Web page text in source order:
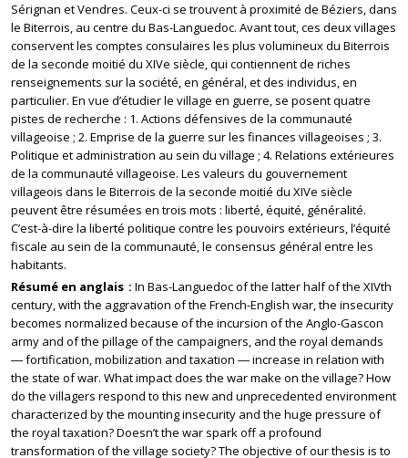
Sérignan et Vendres. Ceux-ci se trouvent à proximité de Béziers, dans
le Biterrois, au centre du Bas-Languedoc. Avant tout, ces deux villages
conservent les comptes consulaires les plus volumineux du Biterrois
de la seconde moitié du XIVe siècle, qui contiennent de riches
renseignements sur la société, en général, et des individus, en
particulier. En vue d’étudier le village en guerre, se posent quatre
pistes de recherche : 1. Actions défensives de la communauté
villageoise ; 2. Emprise de la guerre sur les finances villageoises ; 3.
Politique et administration au sein du village ; 4. Relations extérieures
de la communauté villageoise. Les valeurs du gouvernement
villageois dans le Biterrois de la seconde moitié du XIVe siècle
peuvent être résumées en trois mots : liberté, équité, généralité.
C’est-à-dire la liberté politique contre les pouvoirs extérieurs, l’équité
fiscale au sein de la communauté, le consensus général entre les
habitants.
Résumé en anglais
In Bas-Languedoc of the latter half of the XIVth
century, with the aggravation of the French-English war, the insecurity
becomes normalized because of the incursion of the Anglo-Gascon
army and of the pillage of the campaigners, and the royal demands
― fortification, mobilization and taxation ― increase in relation with
the state of war. What impact does the war make on the village? How
do the villagers respond to this new and unprecedented environment
characterized by the mounting insecurity and the huge pressure of
the royal taxation? Doesn’t the war spark off a profound
transformation of the village society? The objective of our thesis is to